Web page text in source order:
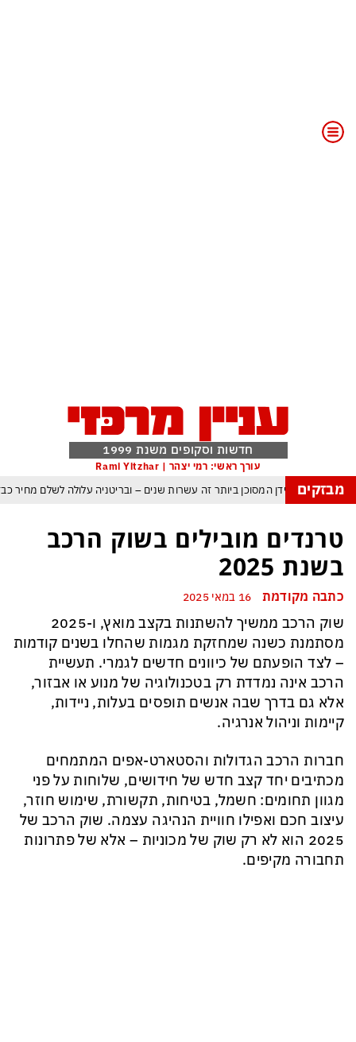
חדשות וסקופים משנת 1999
עורך ראשי: רמי יצהר | Rami Yitzhar
מבזקים
העולם נכנס לעידן המסוכן ביותר זה עשרות שנים – ובריטניה עלולה לשלם מחיר
ומיירטים להגנה – טראמפ נשאר רק עם ציוצי האיום המגוחכים שלא מזיזים
גרדום כמדיניות: כך הפכה ההוצאה להורג לכלי ההרתעה המרכזי של המשטר
א-סיסי, ארדואן ושליט קטאר מכנסים פגישת ״כיפה אדומה״ לנתניהו בנושא
טרנדים מובילים בשוק הרכב
בשנת 2025
כתבה מקודמת
שוק הרכב ממשיך להשתנות בקצב מואץ, ו-2025
מסתמנת כשנה שמחזקת מגמות שהחלו בשנים קודמות
– לצד הופעתם של כיוונים חדשים לגמרי. תעשיית
הרכב אינה נמדדת רק בטכנולוגיה של מנוע או אבזור,
אלא גם בדרך שבה אנשים תופסים בעלות, ניידות,
קיימות וניהול אנרגיה.
חברות הרכב הגדולות והסטארט-אפים המתמחים
מכתיבים יחד קצב חדש של חידושים, שלוחות על פני
מגוון תחומים: חשמל, בטיחות, תקשורת, שימוש חוזר,
עיצוב חכם ואפילו חוויית הנהיגה עצמה. שוק הרכב של
2025 הוא לא רק שוק של מכוניות – אלא של פתרונות
תחבורה מקיפים.